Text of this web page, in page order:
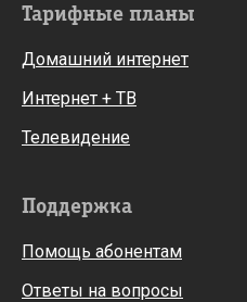
Тарифные планы
Домашний интернет
Интернет + ТВ
Телевидение
Поддержка
Помощь абонентам
Ответы на вопросы